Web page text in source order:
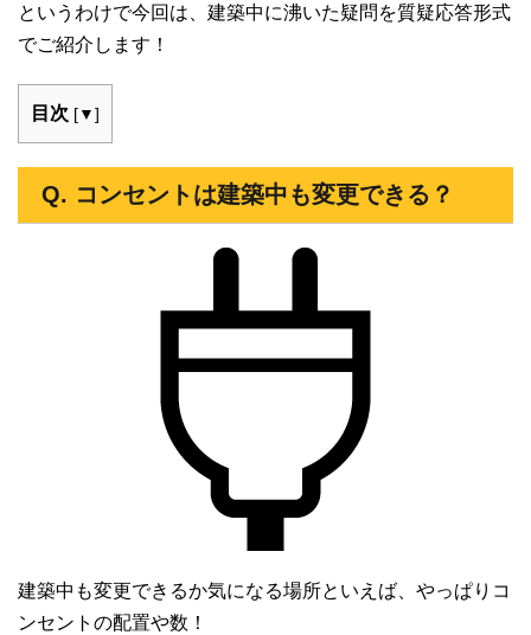
というわけで今回は、建築中に沸いた疑問を質疑応答形式
でご紹介します！
目次 [▼]
Q. コンセントは建築中も変更できる？
建築中も変更できるか気になる場所といえば、やっぱりコ
ンセントの配置や数！